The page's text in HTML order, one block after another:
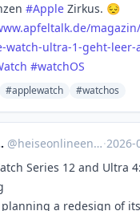
#Apple Zirkus. 😔
apfeltalk.de/
watch-ultra-1-geht-leer-
#watchOS
#applewatch #watchos
@heiseonlineenglish@social.heise.de ·2026-
Series 12 and Ultra
a redesign of